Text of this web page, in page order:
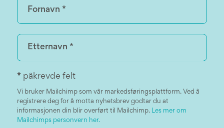
* påkrevde felt
Vi bruker Mailchimp som vår markedsføringsplattform. Ved å
registrere deg for å motta nyhetsbrev godtar du at
informasjonen din blir overført til Mailchimp. Les mer om
Mailchimps personvern her.